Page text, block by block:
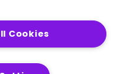
ィに関する声明
Cookies